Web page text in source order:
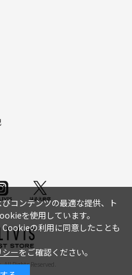
All Rights Reserved.
コンテンツの最適な提供、ト
を使用しています。
の利用に同意したことも
ーをご確認ください。